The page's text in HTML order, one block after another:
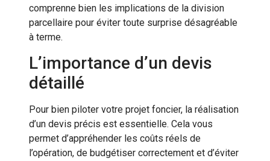
comprenne bien les implications de la division
parcellaire pour éviter toute surprise désagréable
à terme.
L’importance d’un devis
détaillé
Pour bien piloter votre projet foncier, la réalisation
d’un devis précis est essentielle. Cela vous
permet d’appréhender les coûts réels de
l’opération, de budgétiser correctement et d’éviter